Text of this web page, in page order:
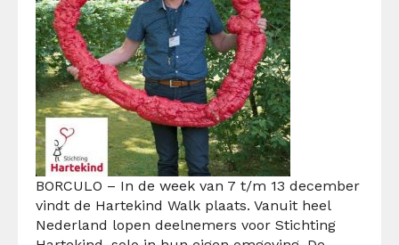
BORCULO – In de week van 7 t/m 13 december
vindt de Hartekind Walk plaats. Vanuit heel
Nederland lopen deelnemers voor Stichting